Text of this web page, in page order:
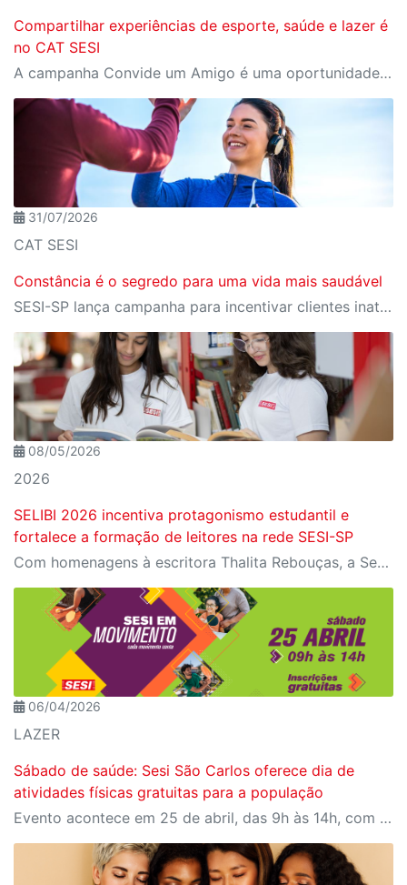
Compartilhar experiências de esporte, saúde e lazer é
no CAT SESI
A campanha Convide um Amigo é uma oportunidade para reunir amigos para aproveitar juntos toda a estrutura da unidade SESI-SP mais próxima. Os benefícios para clientes e convidados estão no regulamento.
31/07/2026
CAT SESI
Constância é o segredo para uma vida mais saudável
SESI-SP lança campanha para incentivar clientes inativos a retomarem a prática de atividades físicas, esporte e lazer com benefícios exclusivos
08/05/2026
2026
SELIBI 2026 incentiva protagonismo estudantil e
fortalece a formação de leitores na rede SESI-SP
Com homenagens à escritora Thalita Rebouças, a Semana do Livro e da Biblioteca promove criatividade, produção autoral e diferentes formas de expressão entre estudantes da Educação Infantil à EJA
06/04/2026
LAZER
Sábado de saúde: Sesi São Carlos oferece dia de
atividades físicas gratuitas para a população
Evento acontece em 25 de abril, das 9h às 14h, com programação para todas as idades